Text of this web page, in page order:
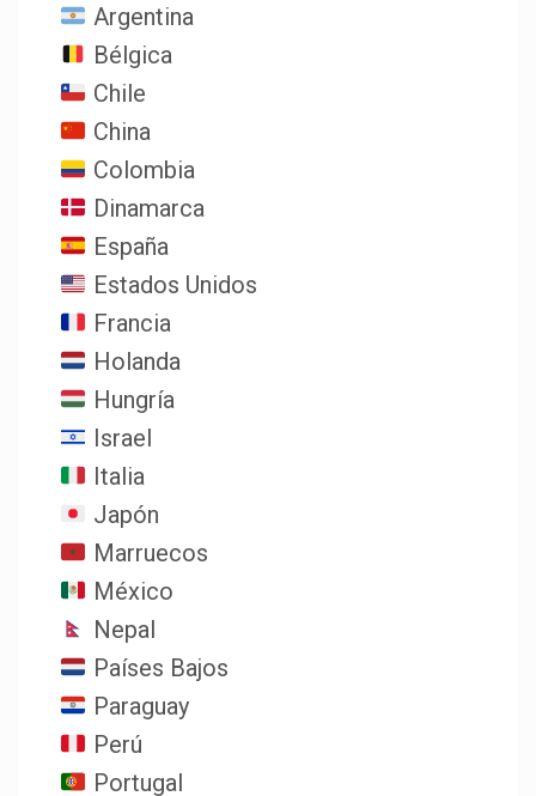
Argentina
Bélgica
Chile
China
Colombia
Dinamarca
España
Estados Unidos
Francia
Holanda
Hungría
Israel
Italia
Japón
Marruecos
México
Nepal
Países Bajos
Paraguay
Perú
Portugal